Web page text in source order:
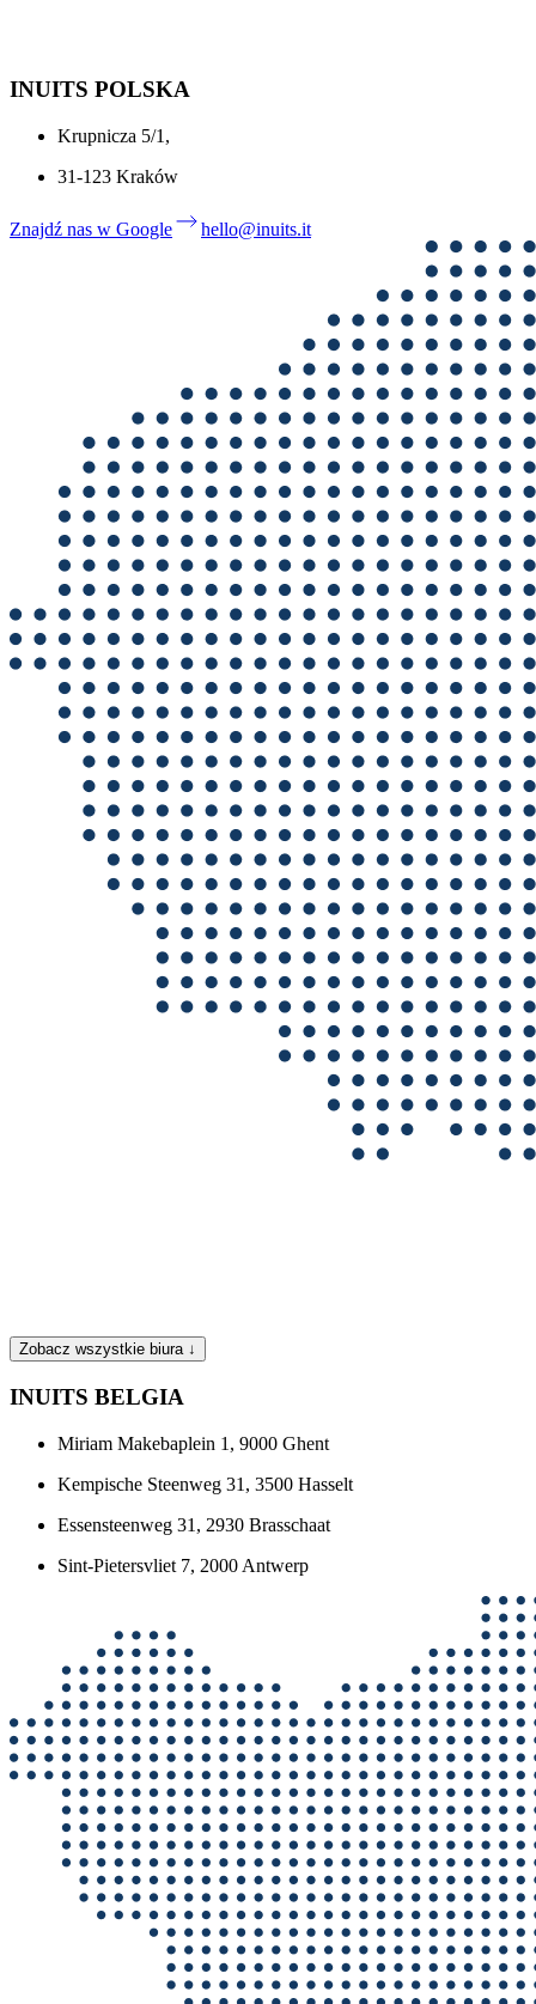
INUITS POLSKA
Krupnicza 5/1,
31-123 Kraków
Znajdź nas w Google hello@inuits.it
Zobacz wszystkie biura ↓
INUITS BELGIA
Miriam Makebaplein 1, 9000 Ghent
Kempische Steenweg 31, 3500 Hasselt
Essensteenweg 31, 2930 Brasschaat
Sint-Pietersvliet 7, 2000 Antwerp